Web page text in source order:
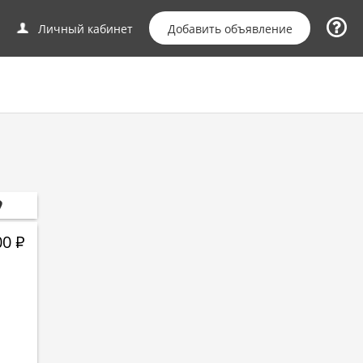
Личный кабинет Добавить объявление
Р